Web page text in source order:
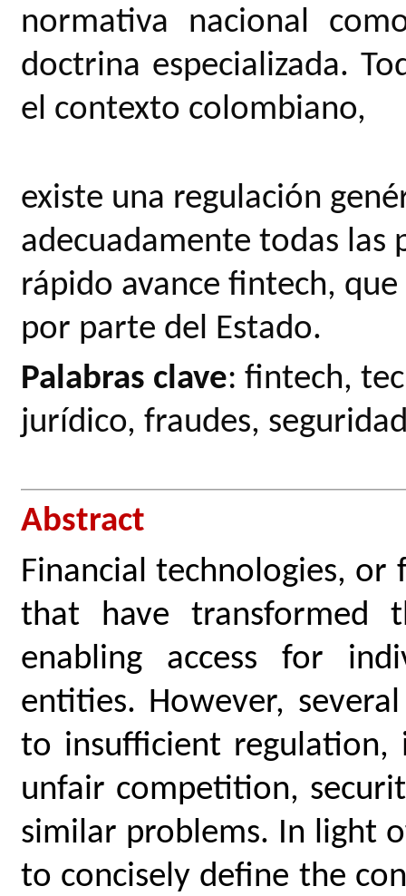
normativa nacional
doctrina especializada.
el contexto colombiano,
existe una regulación
adecuadamente todas las
rápido avance fintech,
por parte del Estado.
Palabras clave: fintech,
jurídico, fraudes,
Abstract
Financial technologies,
that have transformed
enabling access for
entities. However,
to insufficient regulation,
unfair competition,
similar problems. In light
to concisely define the